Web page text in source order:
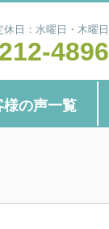
日：水曜日・木曜日
4896
様の声一覧